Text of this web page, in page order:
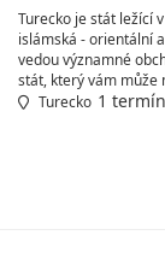
Turecko je stát ležící
islámská - orientální
vedou významné
stát, který vám může
Turecko 1 termín